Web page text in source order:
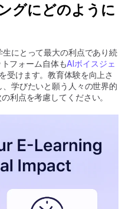
グにどのように
にとって最大の利点であり続
フォーム自体もAIボイスジェ
受けます。教育体験を向上さ
学びたいと願う人々の世界的
利点を考慮してください。